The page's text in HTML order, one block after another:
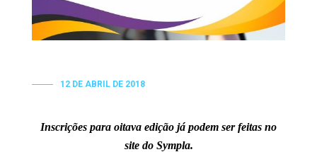
12 DE ABRIL DE 2018
Inscrições para oitava edição já podem ser feitas no
site do Sympla.